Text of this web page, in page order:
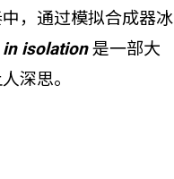
，通过模拟合成器冰
isolation是一部大
深思。